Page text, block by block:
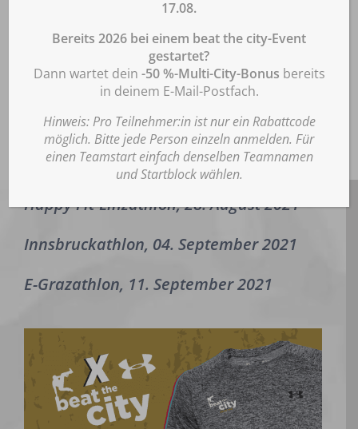
Software Matomo“ der Datenschutzerklärung beschrieben mit Wirkung für
die Zukunft widerrufen. Hier finden Sie unsere
Datenschutzerklärung:www.beatthecity.at/datenschutz/.
Akzeptieren
Einstellungen
zu verpassen:
FACEBOOK
INSTAGRAM
Die Termine für 2021 sind:
Happy Fit-Linzathlon, 28. August 2021
Innsbruckathlon, 04. September 2021
E-Grazathlon, 11. September 2021
17.08.
Bereits 2026 bei einem beat the city-Event
gestartet?
Dann wartet dein -50 %-Multi-City-Bonus bereits
in deinem E-Mail-Postfach.
Hinweis: Pro Teilnehmer:in ist nur ein Rabattcode
möglich. Bitte jede Person einzeln anmelden. Für
einen Teamstart einfach denselben Teamnamen
und Startblock wählen.